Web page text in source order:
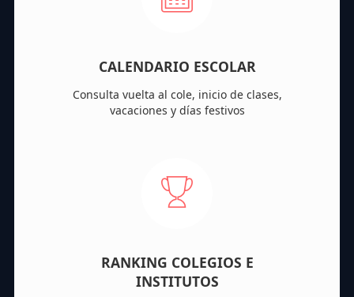
CALENDARIO ESCOLAR
Consulta vuelta al cole, inicio de clases,
vacaciones y días festivos
RANKING COLEGIOS E
INSTITUTOS